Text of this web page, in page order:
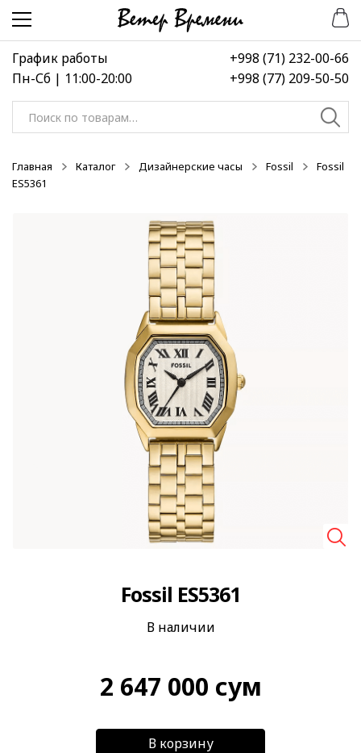
Перейти
навигации
Перейти
содержимому
График работы
Пн-Сб | 11:00-20:00
+998 (71) 232-00-66
+998 (77) 209-50-50
Искать:
Главная Каталог Дизайнерские часы Fossil
Fossil
ES5361
Fossil ES5361
В наличии
2 647 000 сум
В корзину